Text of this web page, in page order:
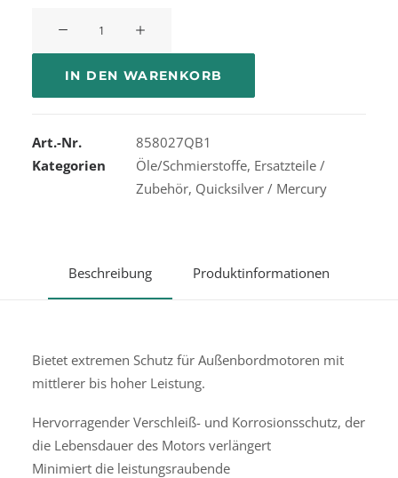
Marine
Engine
IN DEN WARENKORB
Art.-Nr.
858027QB1
Kategorien
Öle/Schmierstoffe, Ersatzteile /
Zubehör, Quicksilver / Mercury
Beschreibung Produktinformationen
Bietet extremen Schutz für Außenbordmotoren mit
mittlerer bis hoher Leistung.
Hervorragender Verschleiß- und Korrosionsschutz, der
die Lebensdauer des Motors verlängert
Minimiert die leistungsraubende